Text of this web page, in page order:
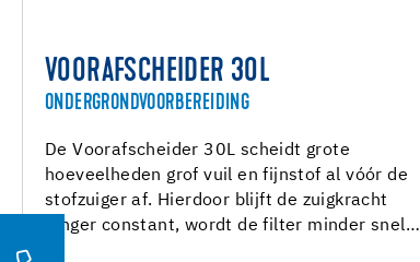
VOORAFSCHEIDER 30L
ONDERGRONDVOORBEREIDING
De Voorafscheider 30L scheidt grote
hoeveelheden grof vuil en fijnstof al vóór de
stofzuiger af. Hierdoor blijft de zuigkracht
langer constant, wordt de filter minder snel…